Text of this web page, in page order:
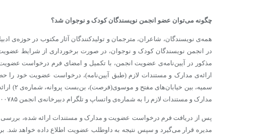
چگونه می‌توان عضو انجمن نویسندگان کودک و نوجوان شد؟
همه‌ی نویسندگان، شاعران، مترجمان و تولیدکنندگان آثار مکتوب در حوزه‌ی
در انجمن نویسندگان کودک و نوجوان، در صورت برخورداری از شرایط
مذکور در آیین‌نامه‌ی عضویت انجمن، با تکمیل و امضای فرم‌ درخواست
ارائه‌ی مدارک و مستندات لازم (طبق آیین‌نامه)، درخواست عضویت خود را
سمیه، بین
مدارک و مستندات لازم را به شماره‌ی واتساپ و تلگرام دبیرخانه‌ی انجمن ۰۹۹۲۰۵۰۰۷۸۵ یا ایمیل anjoman451@gmail.com بفرستند.
پس از دریافت فرم درخواست عضویت و مدارک و مستندات ارائه شده،
مدیره قرار می‌گیرد و سپس نتیجه به داوطلب عضویت اطلاع داده خواهد شد.